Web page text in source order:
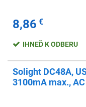
8,86 €
IHNEĎ K ODBERU
Solight DC48A,
3100mA max.,